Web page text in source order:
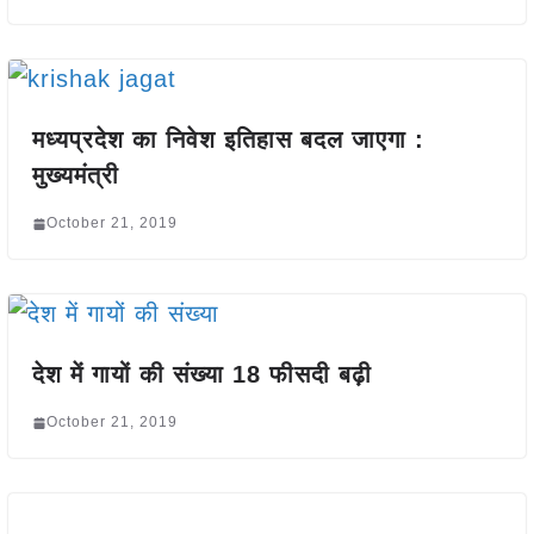
मध्यप्रदेश का निवेश इतिहास बदल जाएगा :
मुख्यमंत्री
October 21, 2019
देश में गायों की संख्या 18 फीसदी बढ़ी
October 21, 2019